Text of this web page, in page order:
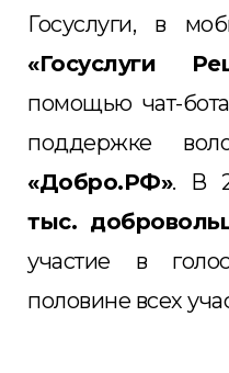
Госуслуги, в
«Госуслуги
помощью чат-бота
поддержке
«Добро.РФ». В
тыс.
участие в
половине всех